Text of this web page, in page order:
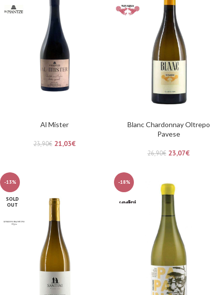
Al Mister
23,90€ 21,03€
Blanc Chardonnay Oltrepo
Pavese
26,90€ 23,07€
-13%
SOLD
OUT
-18%